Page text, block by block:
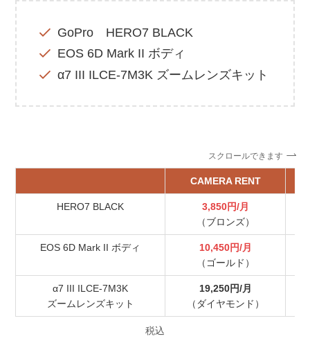
GoPro HERO7 BLACK
EOS 6D Mark II ボディ
α7 III ILCE-7M3K ズームレンズキット
スクロールできます
CAMERA RENT
HERO7 BLACK
3,850円/月
（ブロンズ）
EOS 6D Mark II ボディ
10,450円/月
（ゴールド）
α7 III ILCE-7M3K
ズームレンズキット
19,250円/月
（ダイヤモンド）
税込